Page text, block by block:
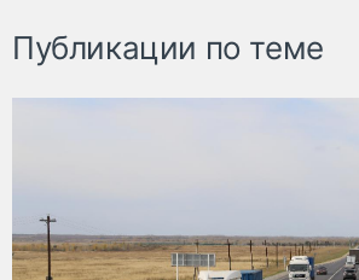
Публикации по теме